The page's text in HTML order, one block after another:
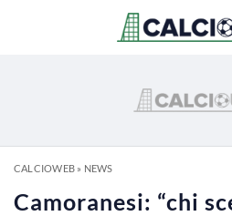
CALCIOWEB» NEWS
Camoranesi: “chi